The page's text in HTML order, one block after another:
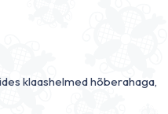
klaashelmed hõberahaga,